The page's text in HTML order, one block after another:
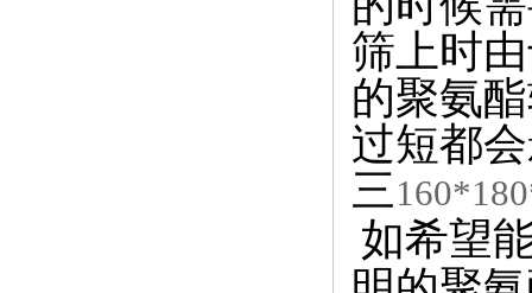
筛上时
的聚氨
过短都
三
如希望